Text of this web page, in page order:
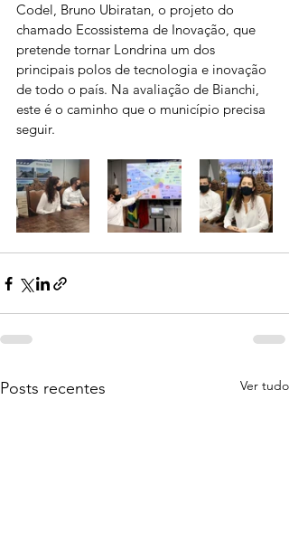
Codel, Bruno Ubiratan, o projeto do
chamado Ecossistema de Inovação, que
pretende tornar Londrina um dos
principais polos de tecnologia e inovação
de todo o país. Na avaliação de Bianchi,
este é o caminho que o município precisa
seguir.
Posts recentes Ver tudo